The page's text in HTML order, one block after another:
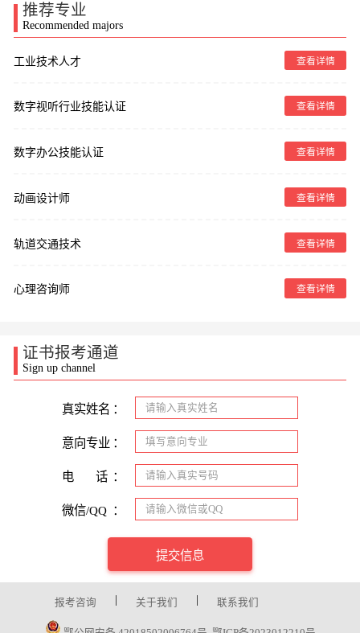
推荐专业
Recommended majors
工业技术人才 查看详情
数字视听行业技能认证 查看详情
数字办公技能认证 查看详情
动画设计师 查看详情
轨道交通技术 查看详情
心理咨询师 查看详情
证书报考通道
Sign up channel
真实姓名 ：
意向专业 ：
电 话 ：
微信/QQ ：
提交信息
报考咨询 关于我们 联系我们